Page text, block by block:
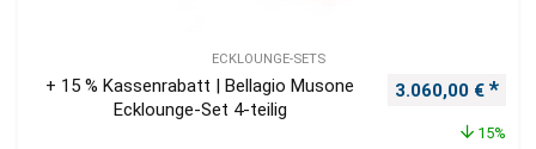
ECKLOUNGE-SETS
+ 15 % Kassenrabatt | Bellagio Musone
Ecklounge-Set 4-teilig
Ursprünglicher
3.060,00 €
15%